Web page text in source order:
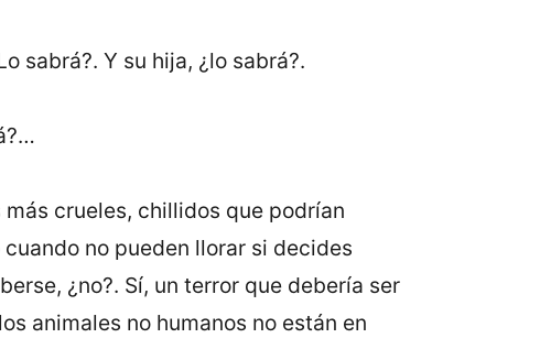
sabrá?. Y su hija, ¿lo sabrá?.
crueles, chillidos que podrían
no pueden llorar si decides
¿no?. Sí, un terror que debería ser
animales no humanos no están en